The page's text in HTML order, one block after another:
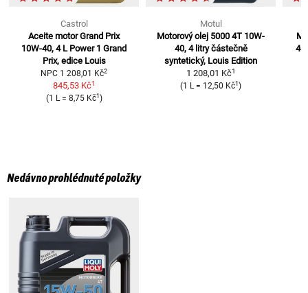
Castrol
Aceite motor Grand Prix
10W-40, 4 L Power 1 Grand
Prix, edice Louis
NPC 1 208,01 Kč2
845,53 Kč1
(1 L= 8,75 Kč1 )
Motul
Motorový olej 5000 4T 10W-
40, 4 litry částečně
syntetický, Louis Edition
1 208,01 Kč1
(1 L= 12,50 Kč1)
40
Nedávno prohlédnuté položky